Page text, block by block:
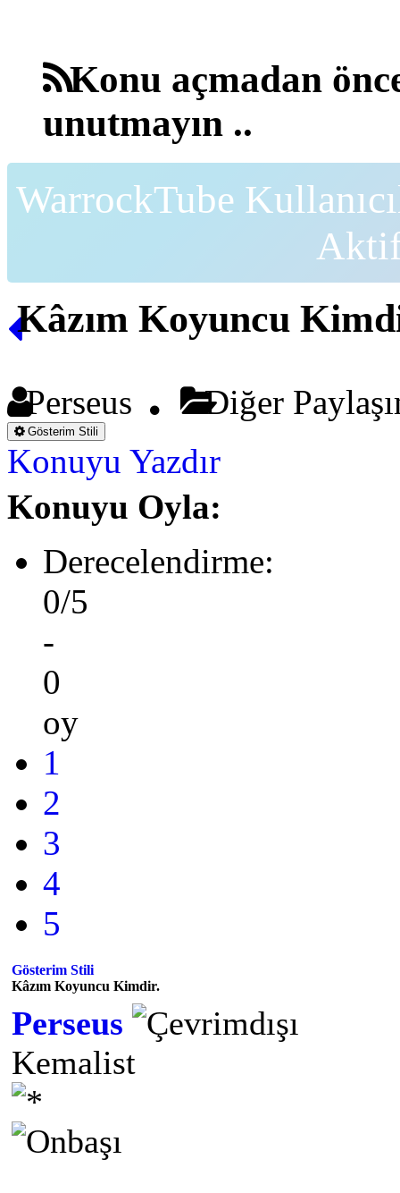
Konu açmadan
unutmayın ..
WarrockTube
Kâzım Koyuncu
Perseus Diğer
Gösterim Stili
Konuyu Yazdır
Konuyu Oyla:
Derecelendirme:
0/5
-
0
oy
1
2
3
4
5
Gösterim Stili
Kâzım Koyuncu Kimdir.
Perseus
Kemalist